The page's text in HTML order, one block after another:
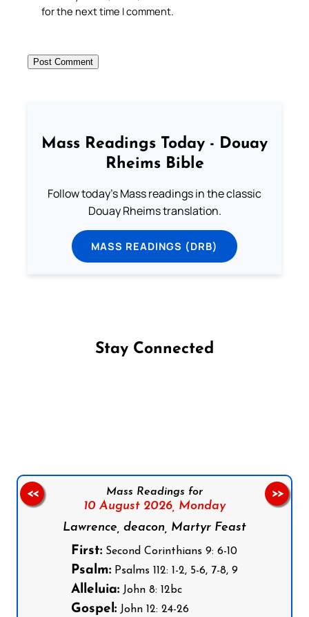
for the next time I comment.
Mass Readings Today - Douay
Rheims Bible
Follow today's Mass readings in the classic
Douay Rheims translation.
MASS READINGS (DRB)
Stay Connected
Mass Readings for
10 August 2026, Monday
Lawrence, deacon, Martyr Feast
First: Second Corinthians 9: 6-10
Psalm: Psalms 112: 1-2, 5-6, 7-8, 9
Alleluia: John 8: 12bc
Gospel: John 12: 24-26
<< >>